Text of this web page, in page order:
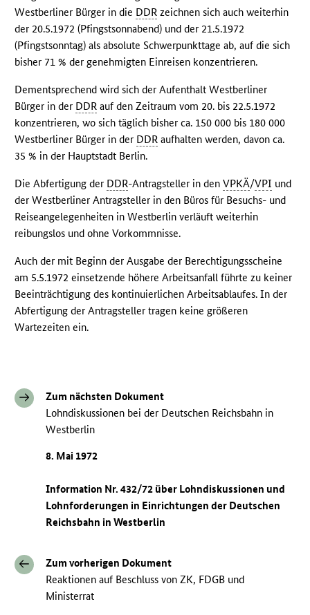
Westberliner Bürger in die DDR zeichnen sich auch weiterhin
der 20.5.1972 (Pfingstsonnabend) und der 21.5.1972
(Pfingstsonntag) als absolute Schwerpunkttage ab, auf die sich
bisher 71 % der genehmigten Einreisen konzentrieren.
Dementsprechend wird sich der Aufenthalt Westberliner
Bürger in der DDR auf den Zeitraum vom 20. bis 22.5.1972
konzentrieren, wo sich täglich bisher ca. 150 000 bis 180 000
Westberliner Bürger in der DDR aufhalten werden, davon ca.
35 % in der Hauptstadt Berlin.
Die Abfertigung der DDR-Antragsteller in denVPKÄ/VPI und
der Westberliner Antragsteller in den Büros für Besuchs- und
Reiseangelegenheiten in Westberlin verläuft weiterhin
reibungslos und ohne Vorkommnisse.
Auch der mit Beginn der Ausgabe der Berechtigungsscheine
am 5.5.1972 einsetzende höhere Arbeitsanfall führte zu keiner
Beeinträchtigung des kontinuierlichen Arbeitsablaufes. In der
Abfertigung der Antragsteller tragen keine größeren
Wartezeiten ein.
Zum nächsten Dokument
Lohndiskussionen bei der Deutschen Reichsbahn in
Westberlin
8. Mai 1972
Information Nr. 432/72 über Lohndiskussionen und
Lohnforderungen in Einrichtungen der Deutschen
Reichsbahn in Westberlin
Zum vorherigen Dokument
Reaktionen auf Beschluss von ZK, FDGB und
Ministerrat